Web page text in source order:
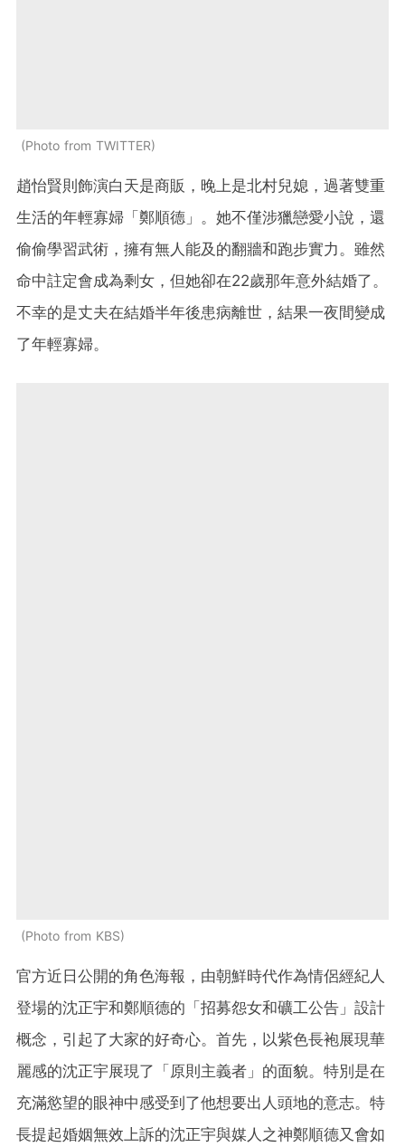
Photo from TWITTER
趙怡賢則飾演白天是商販，晚上是北村兒媳，過著雙重
生活的年輕寡婦「鄭順德」。她不僅涉獵戀愛小說，還
偷偷學習武術，擁有無人能及的翻牆和跑步實力。雖然
命中註定會成為剩女，但她卻在22歲那年意外結婚了。
不幸的是丈夫在結婚半年後患病離世，結果一夜間變成
了年輕寡婦。
Photo from KBS
官方近日公開的角色海報，由朝鮮時代作為情侶經紀人
登場的沈正宇和鄭順德的「招募怨女和礦工公告」設計
概念，引起了大家的好奇心。首先，以紫色長袍展現華
麗感的沈正宇展現了「原則主義者」的面貌。特別是在
充滿慾望的眼神中感受到了他想要出人頭地的意志。特
長提起婚姻無效上訴的沈正宇與媒人之神鄭順德又會如